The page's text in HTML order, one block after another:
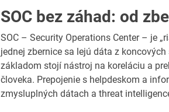
SOC bez záhad: od
SOC – Security Operations Center – je
jednej zbernice sa lejú dáta z
základom stojí nástroj na koreláciu a
človeka. Prepojenie s helpdeskom a
zmysluplných dátach a threat